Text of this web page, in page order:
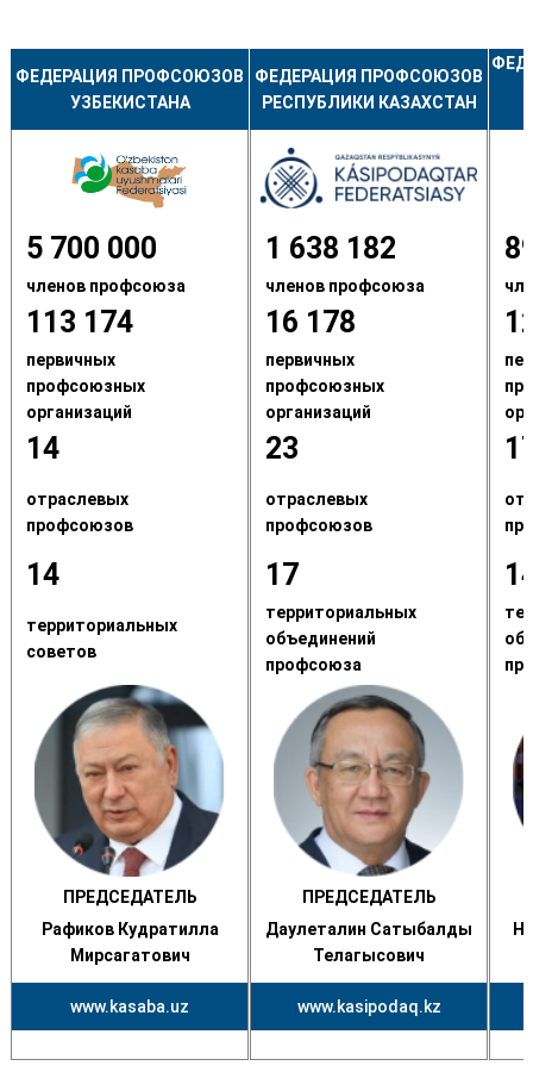
ФЕДЕРАЦИЯ ПРОФСОЮЗОВ
УЗБЕКИСТАНА
ФЕДЕРАЦИЯ ПРОФСОЮЗОВ
РЕСПУБЛИКИ КАЗАХСТАН
5 700 000 1 638 182
членов профсоюза членов профсоюза
113 174 16 178
первичных
профсоюзных
организаций
первичных
профсоюзных
организаций
14 23
отраслевых
профсоюзов
отраслевых
профсоюзов
14 17
территориальных
советов
территориальных
объединений
профсоюза
ПРЕДСЕДАТЕЛЬ
ПРЕДСЕДАТЕЛЬ
Рафиков Кудратилла
Мирсагатович
Даулеталин Сатыбалды
Телагысович
www.kasaba.uz www.kasipodaq.kz